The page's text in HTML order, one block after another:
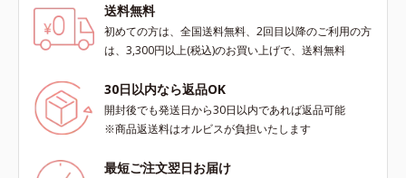
送料無料
初めての方は、全国送料無料、2回目以降のご利用の方
は、3,300円以上(税込)のお買い上げで、送料無料
30日以内なら返品OK
開封後でも発送日から30日以内であれば返品可能
※商品返送料はオルビスが負担いたします
最短ご注文翌日お届け